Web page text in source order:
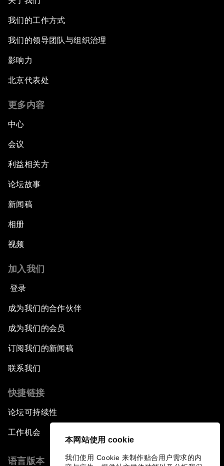
本网站使用 cookie
我们使用 Cookie 来制作贴合用户需求的内
我们的工作方式
我们的领导团队与组织治理
影响力
北京代表处
更多内容
中心
会议
利益相关方
论坛故事
新闻稿
相册
视频
加入我们
登录
成为我们的合作伙伴
成为我们的会员
订阅我们的新闻稿
联系我们
快捷链接
论坛可持续性
工作机会
语言版本